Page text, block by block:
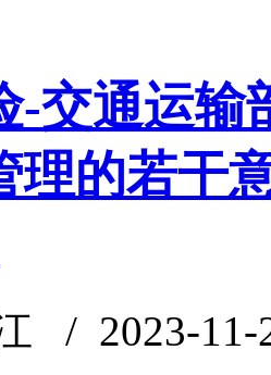
-交通运输
理的若干
/ 2023-